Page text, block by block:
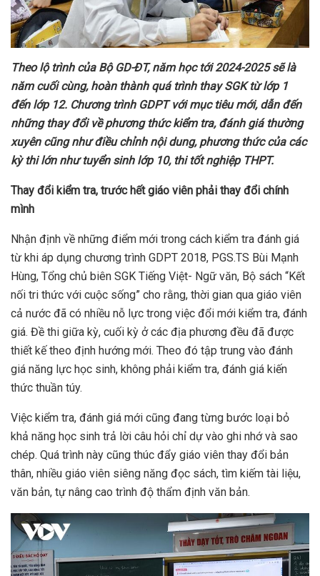
Theo lộ trình của Bộ GD-ĐT, năm học tới 2024-2025 sẽ là
năm cuối cùng, hoàn thành quá trình thay SGK từ lớp 1
đến lớp 12. Chương trình GDPT với mục tiêu mới, dẫn đến
những thay đổi về phương thức kiểm tra, đánh giá thường
xuyên cũng như điều chỉnh nội dung, phương thức của các
kỳ thi lớn như tuyển sinh lớp 10, thi tốt nghiệp THPT.
Thay đổi kiểm tra, trước hết giáo viên phải thay đổi chính
mình
Nhận định về những điểm mới trong cách kiểm tra đánh giá
từ khi áp dụng chương trình GDPT 2018, PGS.TS Bùi Mạnh
Hùng, Tổng chủ biên SGK Tiếng Việt- Ngữ văn, Bộ sách “Kết
nối tri thức với cuộc sống” cho rằng, thời gian qua giáo viên
cả nước đã có nhiều nỗ lực trong việc đổi mới kiểm tra, đánh
giá. Đề thi giữa kỳ, cuối kỳ ở các địa phương đều đã được
thiết kế theo định hướng mới. Theo đó tập trung vào đánh
giá năng lực học sinh, không phải kiểm tra, đánh giá kiến
thức thuần túy.
Việc kiểm tra, đánh giá mới cũng đang từng bước loại bỏ
khả năng học sinh trả lời câu hỏi chỉ dự vào ghi nhớ và sao
chép. Quá trình này cũng thúc đẩy giáo viên thay đổi bản
thân, nhiều giáo viên siêng năng đọc sách, tìm kiếm tài liệu,
văn bản, tự nâng cao trình độ thẩm định văn bản.